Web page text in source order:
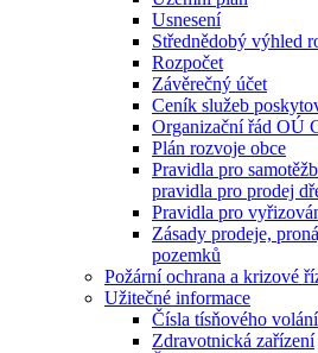
Usnesení
Střednědobý výhled
Rozpočet
Závěrečný účet
Ceník služeb
Organizační řád OÚ
Plán rozvoje obce
Pravidla pro
pravidla pro prodej
Pravidla pro
Zásady prodeje,
pozemků
Požární ochrana a krizové
Užitečné informace
Čísla tísňového volání
Zdravotnická zařízení